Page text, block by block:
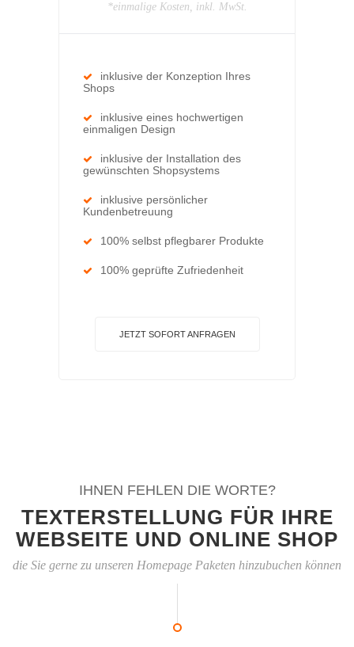
*einmalige Kosten, inkl. MwSt.
inklusive der Konzeption Ihres
Shops
inklusive eines hochwertigen
einmaligen Design
inklusive der Installation des
gewünschten Shopsystems
inklusive persönlicher
Kundenbetreuung
100% selbst pflegbarer Produkte
100% geprüfte Zufriedenheit
JETZT SOFORT ANFRAGEN
IHNEN FEHLEN DIE WORTE?
TEXTERSTELLUNG FÜR IHRE
WEBSEITE UND ONLINE SHOP
die Sie gerne zu unseren Homepage Paketen hinzubuchen können